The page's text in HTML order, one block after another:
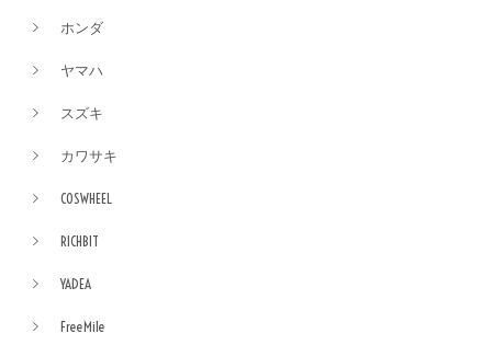
ホンダ
ヤマハ
スズキ
カワサキ
COSWHEEL
RICHBIT
YADEA
FreeMile